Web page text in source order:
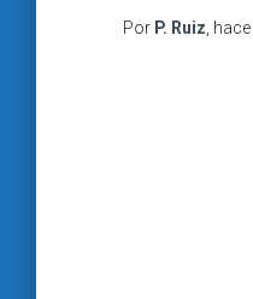
Por P. Ruiz , hace